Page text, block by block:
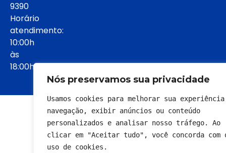
Nós preservamos sua privacidade
Usamos cookies para melhorar sua
navegação, exibir anúncios ou conteúdo
personalizados e analisar nosso tráfego. Ao
clicar em "Aceitar tudo", você concorda com
uso de cookies.
9390
Horário
atendimento:
10:00h
às
18:00h:
© 2022 - Todos os direitos reservados